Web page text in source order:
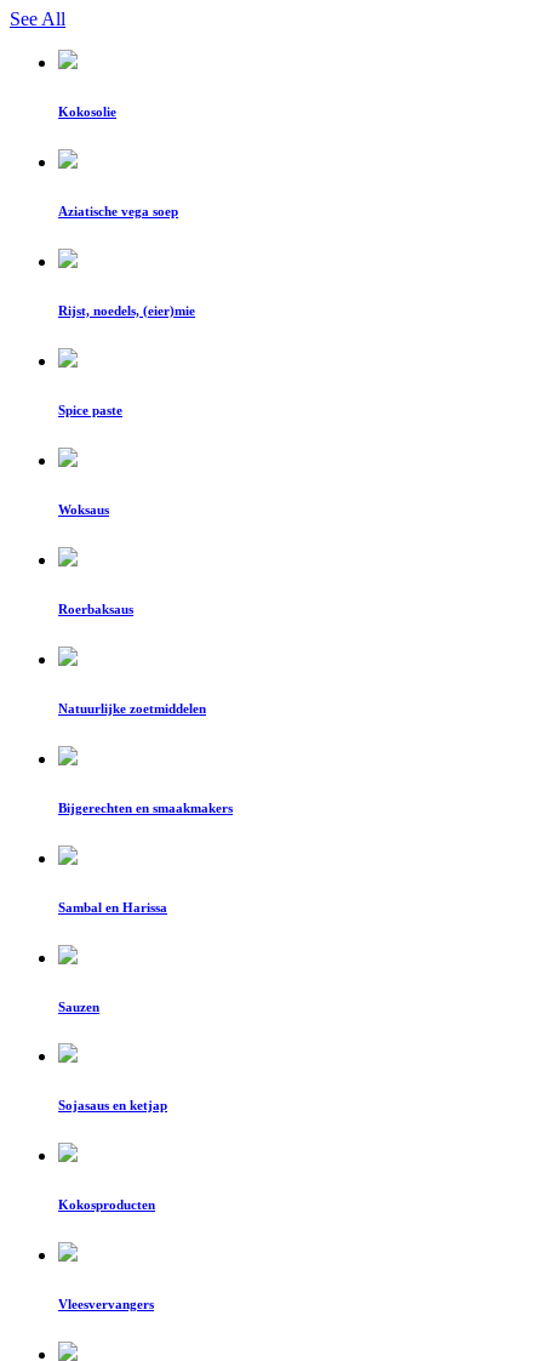
See All
Kokosolie
Aziatische vega soep
Rijst, noedels, (eier)mie
Spice paste
Woksaus
Roerbaksaus
Natuurlijke zoetmiddelen
Bijgerechten en smaakmakers
Sambal en Harissa
Sauzen
Sojasaus en ketjap
Kokosproducten
Vleesvervangers